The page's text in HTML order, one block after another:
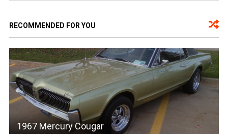
RECOMMENDED FOR YOU
1967 Mercury Cougar